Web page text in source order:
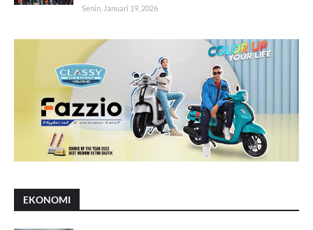
Senin, Januari 19, 2026
EKONOMI